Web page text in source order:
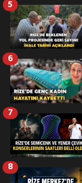
5
6
7
8